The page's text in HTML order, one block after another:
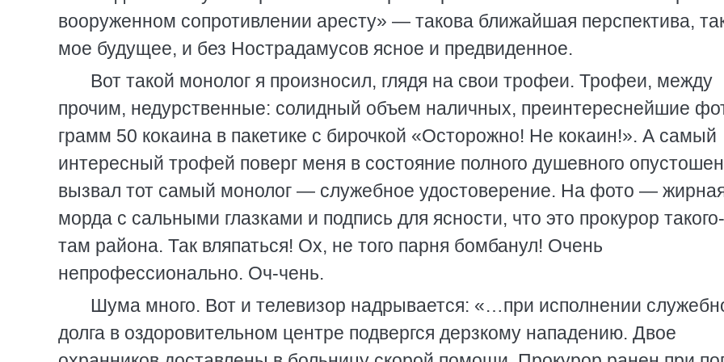
вооруженном сопротивлении аресту» — такова ближайшая перспектива,
мое будущее, и без Нострадамусов ясное и предвиденное.
Вот такой монолог я произносил, глядя на свои трофеи. Трофеи, между
прочим, недурственные: солидный объем наличных, преинтереснейшие
грамм 50 кокаина в пакетике с бирочкой «Осторожно! Не кокаин!». А самый
интересный трофей поверг меня в состояние полного душевного
вызвал тот самый монолог — служебное удостоверение. На фото —
морда с сальными глазками и подпись для ясности, что это прокурор
там района. Так вляпаться! Ох, не того парня бомбанул! Очень
непрофессионально. Оч-чень.
Шума много. Вот и телевизор надрывается: «…при исполнении
долга в оздоровительном центре подвергся дерзкому нападению. Двое